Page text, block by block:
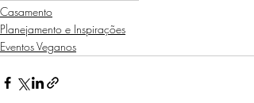
Casamento
Planejamento e Inspirações
Eventos Veganos